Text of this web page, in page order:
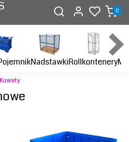
0
NadstawkiRollkontenery
Kuwety